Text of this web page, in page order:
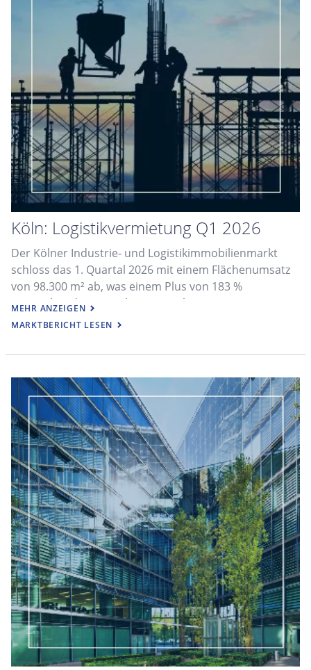
Köln: Logistikvermietung Q1 2026
Der Kölner Industrie- und Logistikimmobilienmarkt
schloss das 1. Quartal 2026 mit einem Flächenumsatz
von 98.300 m² ab, was einem Plus von 183 %
gegenüber dem Vorjahr entspricht.
MEHR ANZEIGEN
MARKTBERICHT LESEN